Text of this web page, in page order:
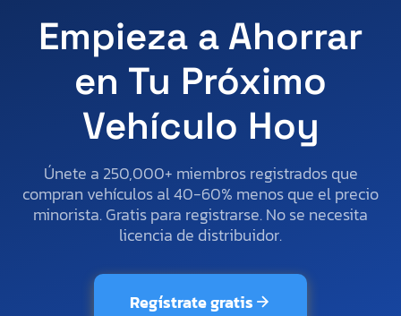
Empieza a Ahorrar
en Tu Próximo
Vehículo Hoy
Únete a 250,000+ miembros registrados que
compran vehículos al 40-60% menos que el precio
minorista. Gratis para registrarse. No se necesita
licencia de distribuidor.
Regístrate gratis